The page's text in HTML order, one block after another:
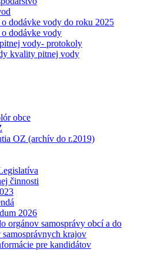
dodávke vody do roku 2025
dodávke vody
vody- protokoly
kvality pitnej vody
obce
OZ (archív do r.2019)
činnosti
2026
orgánov samosprávy obcí a do
samosprávnych krajov
pre kandidátov